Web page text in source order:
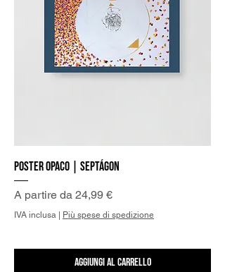
Poster Opaco | Septágon
A partire da 24,99 €
Prezzo scontato
IVA inclusa | Più spese di spedizione
Aggiungi al carrello